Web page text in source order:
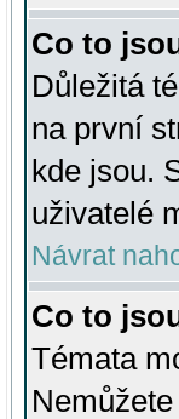
Co to
Důležitá
na první
kde jsou.
uživatelé
Návrat
Co to
Témata